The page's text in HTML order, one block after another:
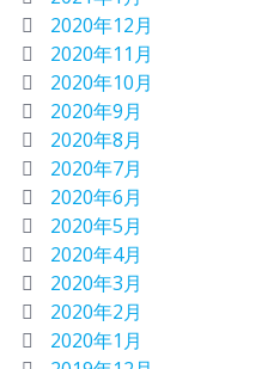
2020年12月
2020年11月
2020年10月
2020年9月
2020年8月
2020年7月
2020年6月
2020年5月
2020年4月
2020年3月
2020年2月
2020年1月